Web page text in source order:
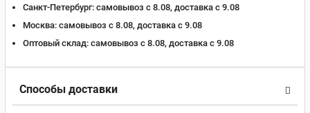
Санкт-Петербург: самовывоз с 8.08, доставка c 9.08
Москва: самовывоз с 8.08, доставка c 9.08
Оптовый склад: самовывоз с 8.08, доставка c 9.08
Способы доставки